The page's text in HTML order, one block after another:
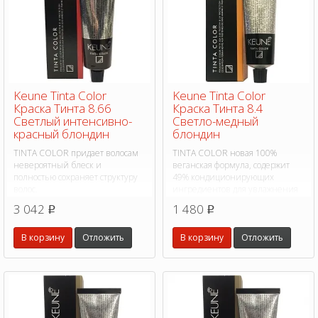
Keune Tinta Color
Краска Тинта 8.66
Светлый интенсивно-
красный блондин
TINTA COLOR придает волосам
невероятный блеск и
полностью сохраняет структуру
3 042 p
В корзину Отложить
Keune Tinta Color
Краска Тинта 8.4
Светло-медный
блондин
TINTA COLOR новая 100%
веганская формула, содержит
49% кондиционирующих
больше питательных веществ.
1 480 p
В корзину Отложить